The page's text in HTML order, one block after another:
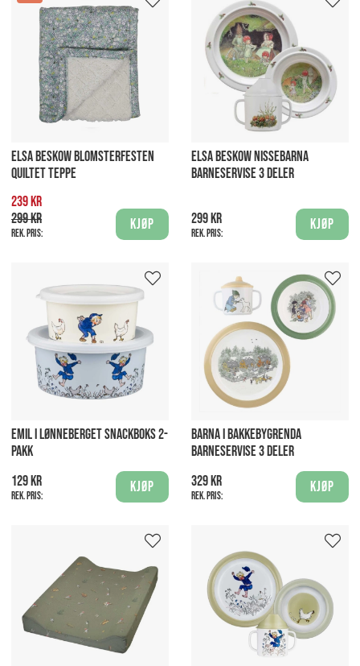
ELSA BESKOW BLOMSTERFESTEN
QUILTET TEPPE
239 kr
299 kr
Rek. pris:
Kjøp
ELSA BESKOW NISSEBARNA
BARNESERVISE 3 DELER
299 kr
Rek. pris:
Kjøp
EMIL I LØNNEBERGET SNACKBOKS 2-
PAKK
129 kr
Rek. pris:
Kjøp
BARNA I BAKKEBYGRENDA
BARNESERVISE 3 DELER
329 kr
Rek. pris:
Kjøp